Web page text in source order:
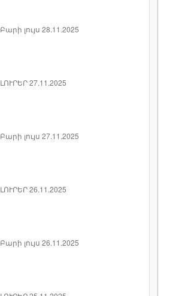
Բարի լույս 28.11.2025
ԼՈՒՐԵՐ 27.11.2025
Բարի լույս 27.11.2025
ԼՈՒՐԵՐ 26.11.2025
Բարի լույս 26.11.2025